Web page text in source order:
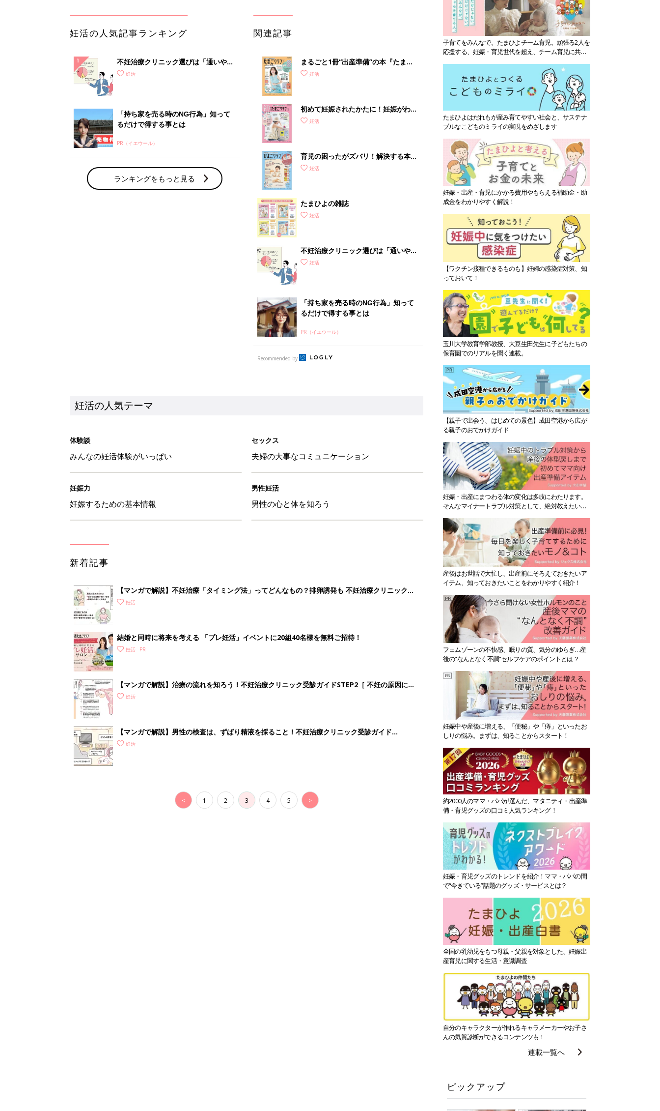
妊活の人気記事ランキング
不妊治療クリニック選びは「通いやす
さ」が大切！選び方、重要3カ条っ
妊活
「持ち家を売る時のNG行為」知って
るだけで得する事とは
PR（イエウール）
ランキングをもっと見る
関連記事
まるごと1冊“出産準備”の本『たまご
クラブ 夏号』〈スペシャル大特集〉
妊活
初めて妊娠されたかたに！妊娠がわか
ったら最初に読む本『初めてのたまご
妊活
育児の困ったがズバリ！解決する本
『ひよこクラブ 秋号』 4カ月～2才
妊活
たまひよの雑誌
妊活
不妊治療クリニック選びは「通いやす
さ」が大切！選び方、重要3カ条っ
妊活
「持ち家を売る時のNG行為」知って
るだけで得する事とは
PR（イエウール）
Recommended by
妊活の人気テーマ
体験談
みんなの妊活体験がいっぱい
セックス
夫婦の大事なコミュニケーション
妊娠力
妊娠するための基本情報
男性妊活
男性の心と体を知ろう
新着記事
【マンガで解説】不妊治療「タイミング法」ってどんなもの？排卵誘発も 不妊治療クリニック受
診ガイドSTEP3
妊活
結婚と同時に将来を考える 「プレ妊活」イベントに20組40名様を無料ご招待！
妊活
【マンガで解説】治療の流れを知ろう！不妊治療クリニック受診ガイドSTEP2［ 不妊の原因につ
いて］
妊活
【マンガで解説】男性の検査は、ずばり精液を採ること！不妊治療クリニック受診ガイド
STEP1［男性が受ける検査編］
妊活
< 1 2 3 4 5 >
子育てをみんなで。たまひよチーム育児。頑張る2人を
応援する、妊娠・育児世代を超え、チーム育児に共感
たまひよはだれもが産み育てやすい社会と、サステナ
ブルなこどものミライの実現をめざします
妊娠・出産・育児にかかる費用やもらえる補助金・助
成金をわかりやすく解説！
【ワクチン接種できるものも】妊婦の感染症対策、知
っておいて！
玉川大学教育学部教授、大豆生田先生に子どもたちの
保育園でのリアルを聞く連載。
【親子で出会う、はじめての景色】成田空港から広が
る親子のおでかけガイド
妊娠・出産にまつわる体の変化は多岐にわたります。
そんなマイナートラブル対策として、絶対教えたい！
産後はお世話で大忙し、出産前にそろえておきたいア
イテム、知っておきたいことをわかりやすく紹介！
フェムゾーンの不快感、眠りの質、気分のゆらぎ…産
後の“なんとなく不調”セルフケアのポイントとは？
妊娠中や産後に増える、「便秘」や「痔」といったお
しりの悩み。まずは、知ることからスタート！
約2000人のママ・パパが選んだ、マタニティ・出産準
備・育児グッズの口コミ人気ランキング！
妊娠・育児グッズのトレンドを紹介！ママ・パパの間
で“今きている”話題のグッズ・サービスとは？
全国の乳幼児をもつ母親・父親を対象とした、妊娠出
産育児に関する生活・意識調査
自分のキャラクターが作れるキャラメーカーやお子さ
んの気質診断ができるコンテンツも！
連載一覧へ
ピックアップ